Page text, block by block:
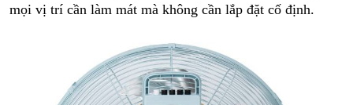
mọi vị trí cần làm mát mà không cần lắp đặt cố định.